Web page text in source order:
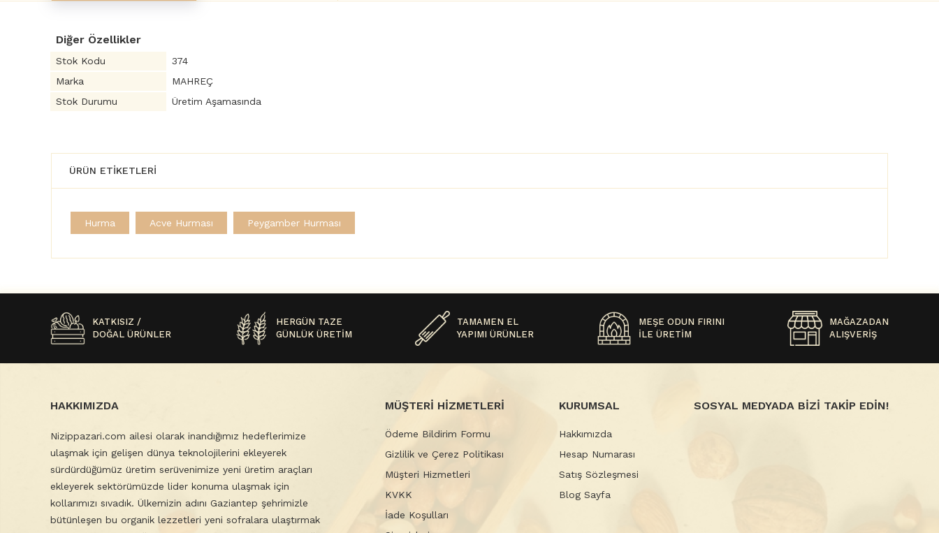
Diğer Özellikler
Stok Kodu
374
Marka
MAHREÇ
Stok Durumu
Üretim Aşamasında
ÜRÜN ETIKETLERI
Hurma Acve Hurması Peygamber Hurması
KATKISIZ /
DOĞAL ÜRÜNLER
HERGÜN TAZE
GÜNLÜK ÜRETİM
TAMAMEN EL
YAPIMI ÜRÜNLER
MEŞE ODUN FIRINI
İLE ÜRETİM
MAĞAZADAN
ALIŞVERİŞ
HAKKIMIZDA
Nizippazari.com ailesi olarak inandığımız hedeflerimize
ulaşmak için gelişen dünya teknolojilerini ekleyerek
sürdürdüğümüz üretim serüvenimize yeni üretim araçları
ekleyerek sektörümüzde lider konuma ulaşmak için
kollarımızı sıvadık. Ülkemizin adını Gaziantep şehrimizle
bütünleşen bu organik lezzetleri yeni sofralara ulaştırmak
MÜŞTERİ HİZMETLERİ
Ödeme Bildirim Formu
Gizlilik ve Çerez Politikası
Müşteri Hizmetleri
KVKK
İade Koşulları
KURUMSAL
Hakkımızda
Hesap Numarası
Satış Sözleşmesi
Blog Sayfa
SOSYAL MEDYADA BİZİ TAKİP EDİN!